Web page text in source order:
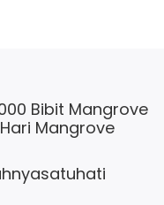
Bibit Mangrove
Mangrove